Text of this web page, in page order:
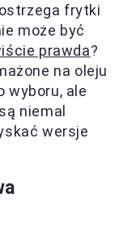
frytki
może być
prawda?
na oleju
wyboru, ale
niemal
wersje